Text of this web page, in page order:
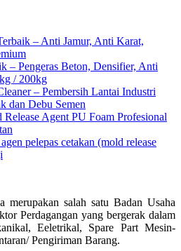
– Anti Jamur, Anti Karat,
– Pengeras Beton, Densifier, Anti
/ 200kg
– Pembersih Lantai Industri
dan Debu Semen
Agent PU Foam Profesional
pelepas cetakan (mold release
merupakan salah satu Badan Usaha
Perdagangan yang bergerak dalam
Eeletrikal, Spare Part Mesin-
Pengiriman Barang.